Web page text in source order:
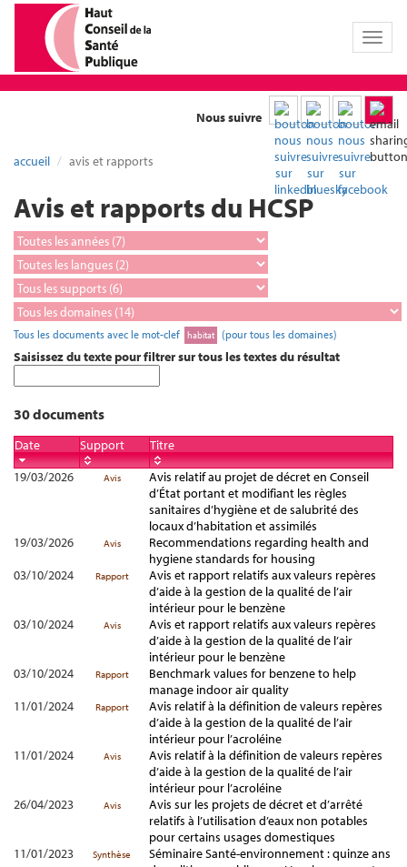
Toggle
Nous suivre
accueil avis et rapports
Avis et rapports du HCSP
Tous les documents avec le mot-clef habitat (pour tous les domaines)
Saisissez du texte pour filtrer sur tous les textes du résultat
30 documents
Date Support
Titre
19/03/2026
Avis
Avis relatif au projet de décret en Conseil
d’État portant et modifiant les règles
sanitaires d’hygiène et de salubrité des
locaux d’habitation et assimilés
19/03/2026
Avis
Recommendations regarding health and
hygiene standards for housing
03/10/2024
Rapport
Avis et rapport relatifs aux valeurs repères
d’aide à la gestion de la qualité de l’air
intérieur pour le benzène
03/10/2024
Avis
Avis et rapport relatifs aux valeurs repères
d’aide à la gestion de la qualité de l’air
intérieur pour le benzène
03/10/2024
Rapport
Benchmark values for benzene to help
manage indoor air quality
11/01/2024
Rapport
Avis relatif à la définition de valeurs repères
d’aide à la gestion de la qualité de l’air
intérieur pour l’acroléine
11/01/2024
Avis
Avis relatif à la définition de valeurs repères
d’aide à la gestion de la qualité de l’air
intérieur pour l’acroléine
26/04/2023
Avis
Avis sur les projets de décret et d’arrêté
relatifs à l’utilisation d’eaux non potables
pour certains usages domestiques
11/01/2023
Synthèse
Séminaire Santé-environnement : quinze ans